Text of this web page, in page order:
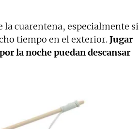
la cuarentena, especialmente si
tiempo en el exterior.Jugar
la noche puedan descansar